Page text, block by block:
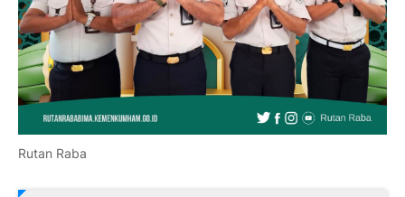
Rutan Raba